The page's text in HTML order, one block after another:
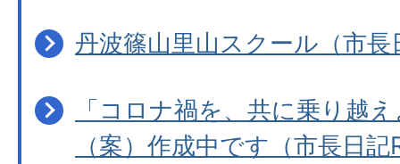
丹波篠山里山スクール（市長
「コロナ禍を、共に乗り越
（案）作成中です（市長日